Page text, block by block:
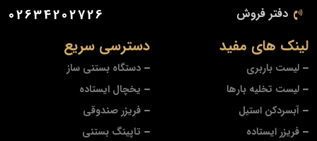
دسترسی سریع
دستگاه بستنی ساز
یخچال ایستاده
فریزر صندوقی
تاپینگ بستنی
لینک های مفید
لیست باربری
لیست تخلیه بارها
آبسردکن استیل
فریزر ایستاده
دفتر فروش 02634202726